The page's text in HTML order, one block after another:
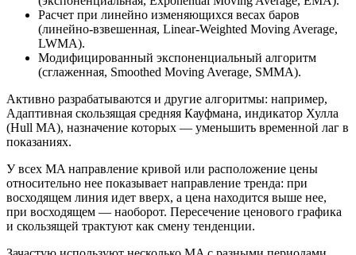
Расчет при линейно изменяющихся весах баров
(линейно-взвешенная, Linear-Weighted Moving Average,
LWMA).
Модифицированный экспоненциальный алгоритм
(сглаженная, Smoothed Moving Average, SMMA).
Активно разрабатываются и другие алгоритмы: например,
Адаптивная скользящая средняя Кауфмана, индикатор Хулла
(Hull MA), назначение которых — уменьшить временной лаг в
показаниях.
У всех MA направление кривой или расположение цены
относительно нее показывает направление тренда: при
восходящем линия идет вверх, а цена находится выше нее,
при восходящем — наоборот. Пересечение ценового графика
и скользящей трактуют как смену тенденции.